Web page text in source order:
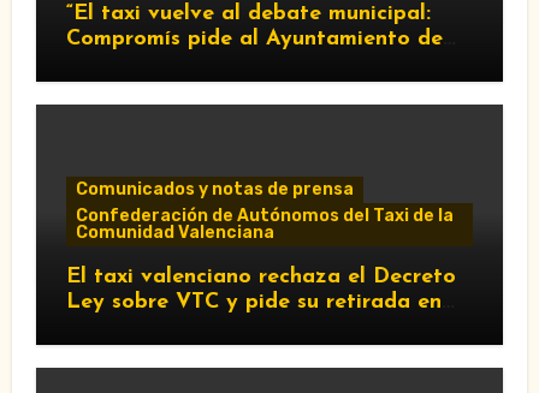
“El taxi vuelve al debate municipal:
Compromís pide al Ayuntamiento de
reclame cambios en la regulación de
Comunicados y notas de prensa
Confederación de Autónomos del Taxi de la
Comunidad Valenciana
El taxi valenciano rechaza el Decreto
Ley sobre VTC y pide su retirada en